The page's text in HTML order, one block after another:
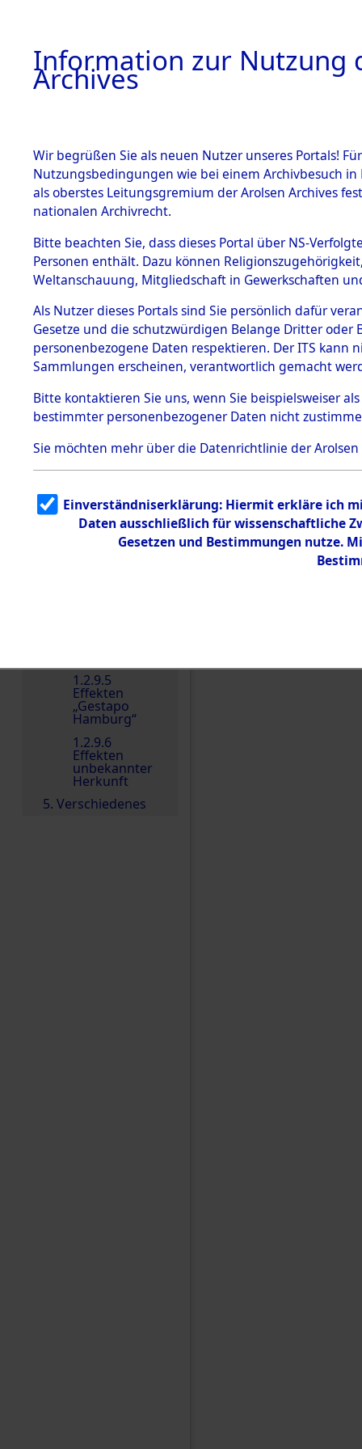
BESTÄNDE
1.
Inhaftierungsdoku
mente
1.2.9 Beim ITS
Effekten
1.2.9.1
Effekten aus
dem KZ
Dachau
1.2.9.2
Effekten aus
dem KZ
Bayerisches
1.2.9.3
Effekten aus
dem KZ
Neuengamm
1.2.9.5
Effekten
„Gestapo
Hamburg“
1.2.9.6
Effekten
unbekannter
Herkunft
5. Verschiedenes
0003
Einen Kommentar
Information zur Nutzung
Archives
Wir begrüßen Sie als neuen Nutzer unseres Portals!
Nutzungsbedingungen wie bei einem Archivbesuch
als oberstes Leitungsgremium der Arolsen Archives
nationalen Archivrecht.
Bitte beachten Sie, dass dieses Portal über NS-
Personen enthält. Dazu können
Weltanschauung, Mitgliedschaft in Gewerkschaften
Als Nutzer dieses Portals sind Sie persönlich dafür
Gesetze und die schutzwürdigen Belange Dritter
personenbezogene Daten respektieren. Der ITS
Sammlungen erscheinen, verantwortlich gemacht
Bitte kontaktieren Sie uns, wenn Sie beispielsweiser
bestimmter personenbezogener Daten nicht
Sie möchten mehr über die Datenrichtlinie der Arolsen
Einverständniserklärung: Hiermit erkläre ich
Daten ausschließlich für wissenschaftliche
Gesetzen und Bestimmungen nutze.